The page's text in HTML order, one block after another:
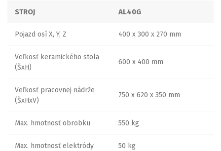
STROJ AL40G
Pojazd osí X, Y, Z 400 x 300 x 270 mm
Veľkosť keramického stola
(ŠxH)
600 x 400 mm
Veľkosť pracovnej nádrže
(ŠxHxV)
750 x 620 x 350 mm
Max. hmotnosť obrobku 550 kg
Max. hmotnosť elektródy 50 kg